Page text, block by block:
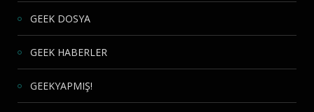
GEEK DOSYA
GEEK HABERLER
GEEKYAPMIŞ!